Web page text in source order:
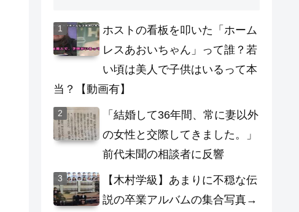
ホストの看板を叩いた「ホーム
レスあおいちゃん」って誰？若
い頃は美人で子供はいるって本
当？【動画有】
「結婚して36年間、常に妻以外
の女性と交際してきました。」
前代未聞の相談者に反響
【木村学級】あまりに不穏な伝
説の卒業アルバムの集合写真→